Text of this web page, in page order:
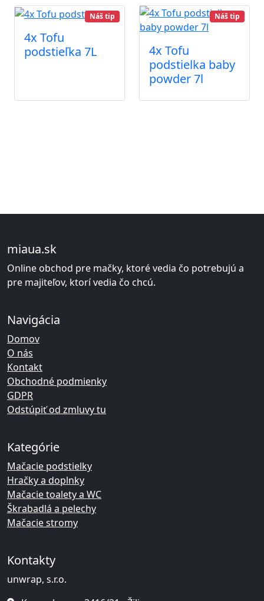
Náš tip
4x Tofu
podstieľka 7L
Náš tip
4x Tofu
podstielka baby
powder 7l
miaua.sk
Online obchod pre mačky, ktoré vedia čo potrebujú a
pre majiteľov, ktorí vedia čo chcú.
Navigácia
Domov
O nás
Kontakt
Obchodné podmienky
GDPR
Odstúpiť od zmluvy tu
Kategórie
Mačacie podstielky
Hračky a doplnky
Mačacie toalety a WC
Škrabadlá a pelechy
Mačacie stromy
Kontakty
unwrap, s.r.o.